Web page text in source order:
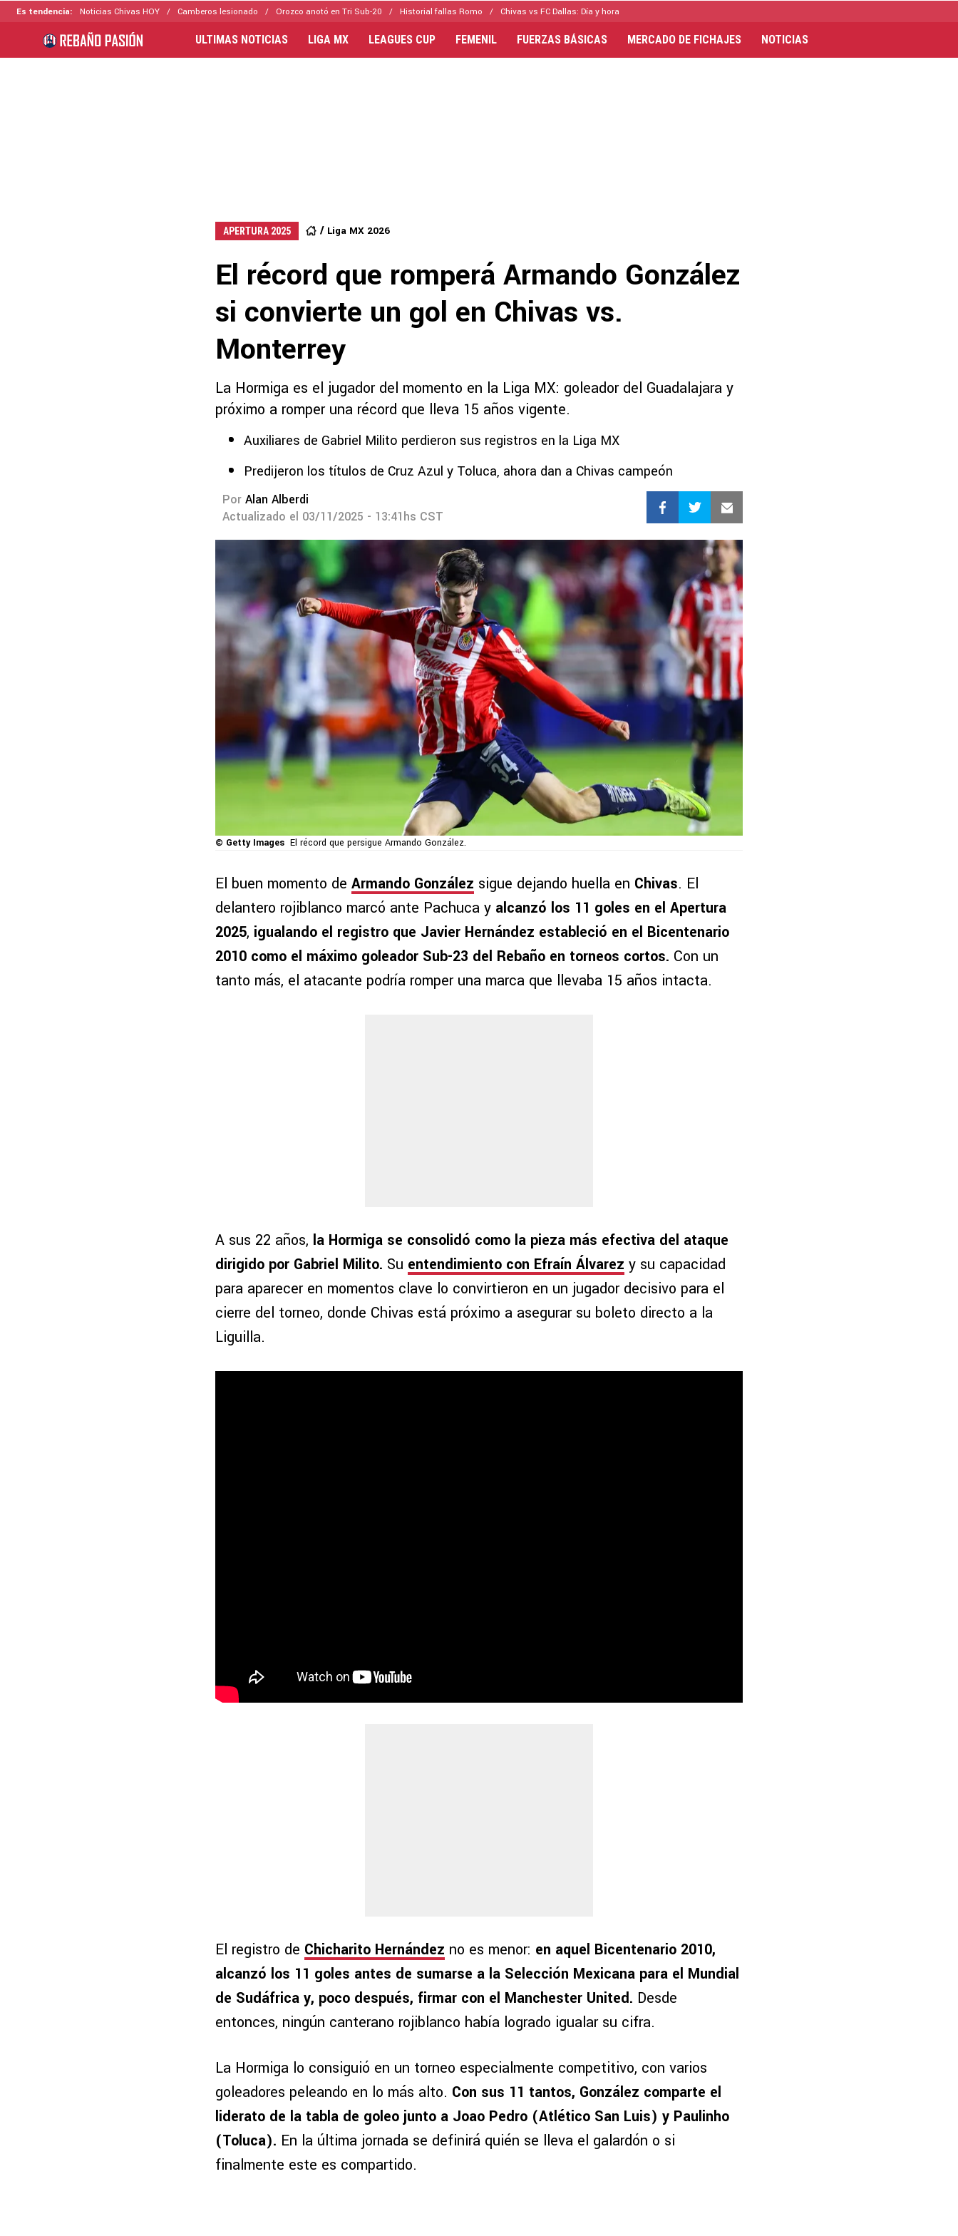
Es tendencia: Noticias Chivas HOY Camberos lesionado Orozco anotó en Tri Sub-20 Historial fallas Romo Chivas vs FC Dallas: Día y hora
ULTIMAS NOTICIAS LIGA MX LEAGUES CUP FEMENIL FUERZAS BÁSICAS MERCADO DE FICHAJES NOTICIAS
APERTURA 2025 Liga MX 2026
El récord que romperá Armando González
si convierte un gol en Chivas vs.
Monterrey
La Hormiga es el jugador del momento en la Liga MX: goleador del Guadalajara y
próximo a romper una récord que lleva 15 años vigente.
Auxiliares de Gabriel Milito perdieron sus registros en la Liga MX
Predijeron los títulos de Cruz Azul y Toluca, ahora dan a Chivas campeón
Por Alan Alberdi
Actualizado el 03/11/2025 - 13:41hs CST
© Getty Images El récord que persigue Armando González.
El buen momento de Armando González sigue dejando huella en Chivas. El
delantero rojiblanco marcó ante Pachuca y alcanzó los 11 goles en el Apertura
2025, igualando el registro que Javier Hernández estableció en el Bicentenario
2010 como el máximo goleador Sub-23 del Rebaño en torneos cortos. Con un
tanto más, el atacante podría romper una marca que llevaba 15 años intacta.
A sus 22 años, la Hormiga se consolidó como la pieza más efectiva del ataque
dirigido por Gabriel Milito. Su entendimiento con Efraín Álvarez y su capacidad
para aparecer en momentos clave lo convirtieron en un jugador decisivo para el
cierre del torneo, donde Chivas está próximo a asegurar su boleto directo a la
Liguilla.
El registro de Chicharito Hernández no es menor: en aquel Bicentenario 2010,
alcanzó los 11 goles antes de sumarse a la Selección Mexicana para el Mundial
de Sudáfrica y, poco después, firmar con el Manchester United. Desde
entonces, ningún canterano rojiblanco había logrado igualar su cifra.
La Hormiga lo consiguió en un torneo especialmente competitivo, con varios
goleadores peleando en lo más alto. Con sus 11 tantos, González comparte el
liderato de la tabla de goleo junto a Joao Pedro (Atlético San Luis) y Paulinho
(Toluca). En la última jornada se definirá quién se lleva el galardón o si
finalmente este es compartido.